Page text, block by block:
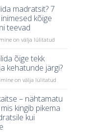
madratsit? 7
kõige
teevad
on välja lülitatud
õige tekk
kehatunde järgi?
on välja lülitatud
– nähtamatu
kingib pikema
kui